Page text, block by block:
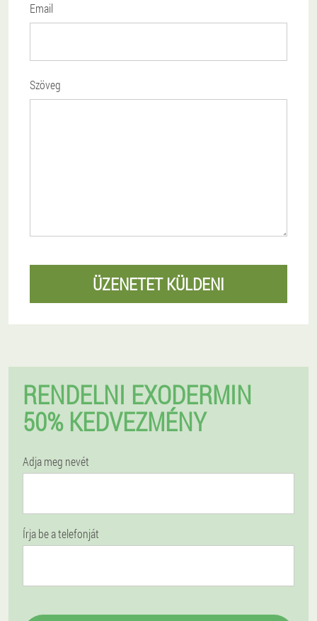
Email
Szöveg
ÜZENETET KÜLDENI
RENDELNI EXODERMIN
50% KEDVEZMÉNY
Adja meg nevét
Írja be a telefonját